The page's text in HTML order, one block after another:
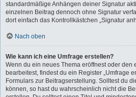
standardmäßige Anhängen deiner Signatur
einzelnen Beitrag dennoch ohne Signatur
dort einfach das Kontrollkästchen „Signatur
Nach oben
Wie kann ich eine Umfrage erstellen?
Wenn du ein neues Thema eröffnest oder den
bearbeitest, findest du ein Register „Umfrage
Formulars zur Beitragserstellung. Solltest du
können, so hast du wahrscheinlich nicht die